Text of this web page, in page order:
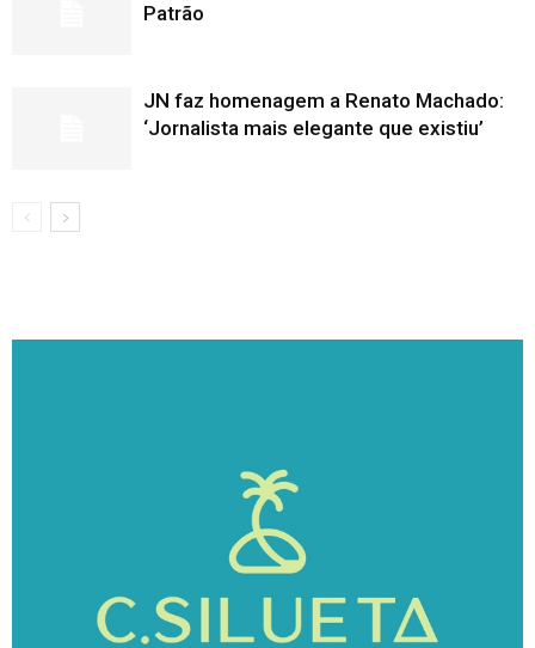
Patrão
JN faz homenagem a Renato Machado:
‘Jornalista mais elegante que existiu’